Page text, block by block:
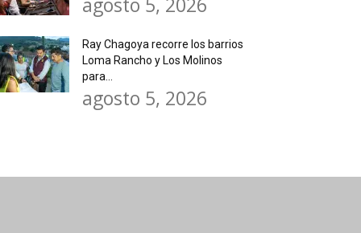
Ray Chagoya recorre los barrios
Loma Rancho y Los Molinos
para...
agosto 5, 2026